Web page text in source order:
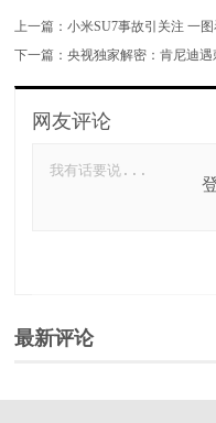
上一篇：小米SU7事故引关注 一
下一篇：央视独家解密：肯尼迪
网友评论
最新评论